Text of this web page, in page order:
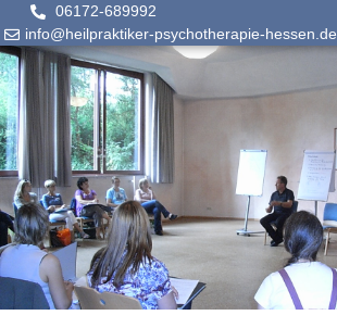
06172-689992
info@heilpraktiker-psychotherapie-hessen.de